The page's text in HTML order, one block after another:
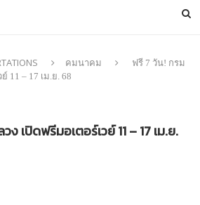
คมนาคม
ฟรี 7 วัน! กรม
11 – 17 เม.ย. 68
เปิดฟรีมอเตอร์เวย์ 11 – 17 เม.ย.